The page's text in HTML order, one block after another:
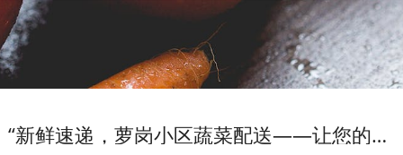
“新鲜速递，萝岗小区蔬菜配送——让您的餐桌热气腾腾！”